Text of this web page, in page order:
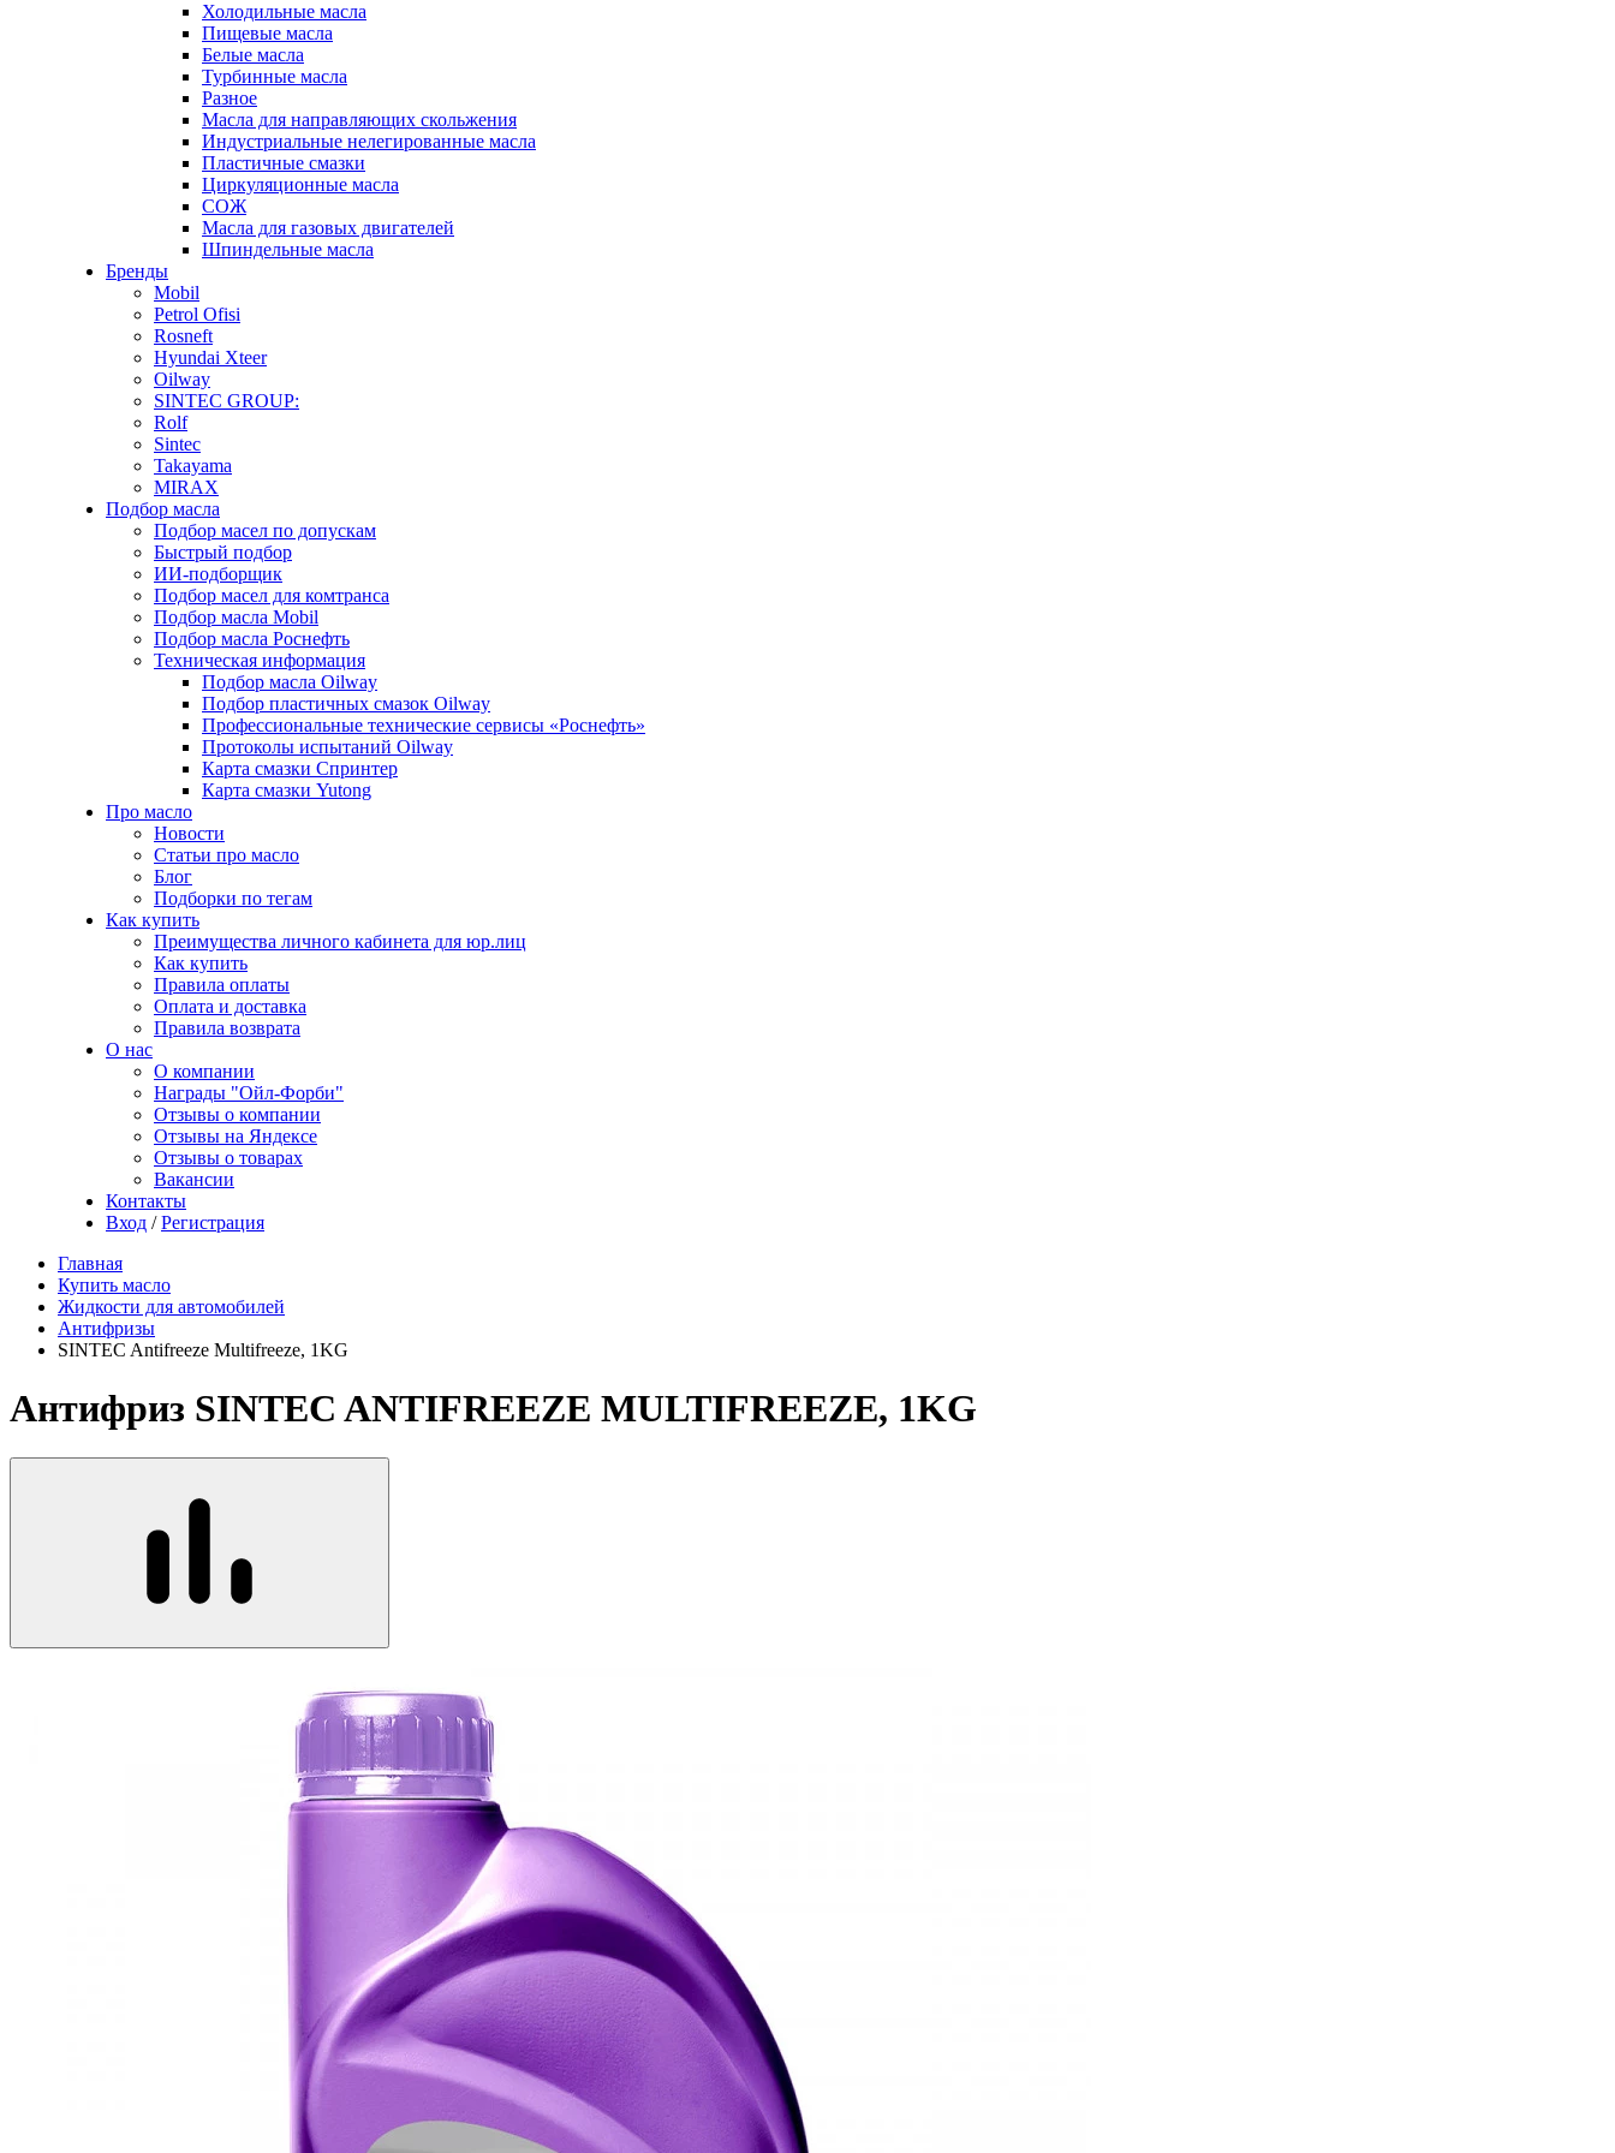
Холодильные масла
Пищевые масла
Белые масла
Турбинные масла
Разное
Масла для направляющих скольжения
Индустриальные нелегированные масла
Пластичные смазки
Циркуляционные масла
СОЖ
Масла для газовых двигателей
Шпиндельные масла
Бренды
Mobil
Petrol Ofisi
Rosneft
Hyundai Xteer
Oilway
SINTEC GROUP:
Rolf
Sintec
Takayama
MIRAX
Подбор масла
Подбор масел по допускам
Быстрый подбор
ИИ-подборщик
Подбор масел для комтранса
Подбор масла Mobil
Подбор масла Роснефть
Техническая информация
Подбор масла Oilway
Подбор пластичных смазок Oilway
Профессиональные технические сервисы «Роснефть»
Протоколы испытаний Oilway
Карта смазки Спринтер
Карта смазки Yutong
Про масло
Новости
Статьи про масло
Блог
Подборки по тегам
Как купить
Преимущества личного кабинета для юр.лиц
Как купить
Правила оплаты
Оплата и доставка
Правила возврата
О нас
О компании
Награды "Ойл-Форби"
Отзывы о компании
Отзывы на Яндексе
Отзывы о товарах
Вакансии
Контакты
Вход / Регистрация
Главная
Купить масло
Жидкости для автомобилей
Антифризы
SINTEC Antifreeze Multifreeze, 1KG
Антифриз SINTEC ANTIFREEZE MULTIFREEZE, 1KG